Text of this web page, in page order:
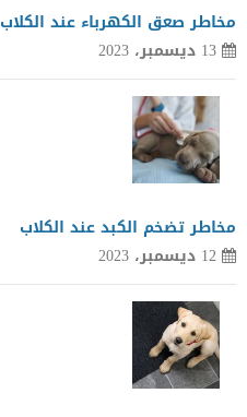
مخاطر صعق الكهرباء عند الكلاب
13 ديسمبر، 2023
مخاطر تضخم الكبد عند الكلاب
12 ديسمبر، 2023